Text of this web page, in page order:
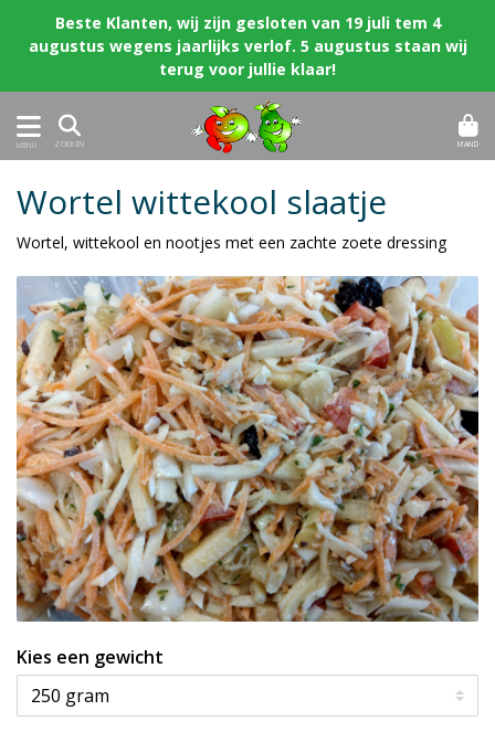
Beste Klanten, wij zijn gesloten van 19 juli tem 4
augustus wegens jaarlijks verlof. 5 augustus staan wij
terug voor jullie klaar!
MENU ZOEKEN MAND
Wortel wittekool slaatje
Wortel, wittekool en nootjes met een zachte zoete dressing
Kies een gewicht